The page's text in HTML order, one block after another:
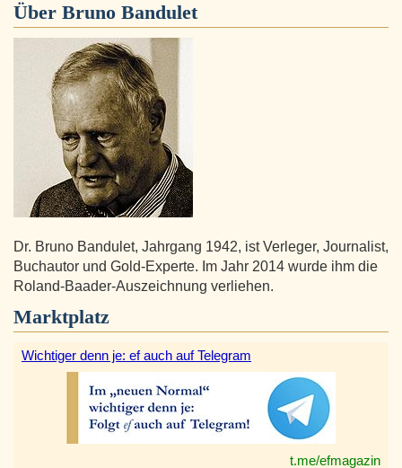
Über Bruno Bandulet
Dr. Bruno Bandulet, Jahrgang 1942, ist Verleger, Journalist,
Buchautor und Gold-Experte. Im Jahr 2014 wurde ihm die
Roland-Baader-Auszeichnung verliehen.
Marktplatz
Wichtiger denn je: ef auch auf Telegram
t.me/efmagazin